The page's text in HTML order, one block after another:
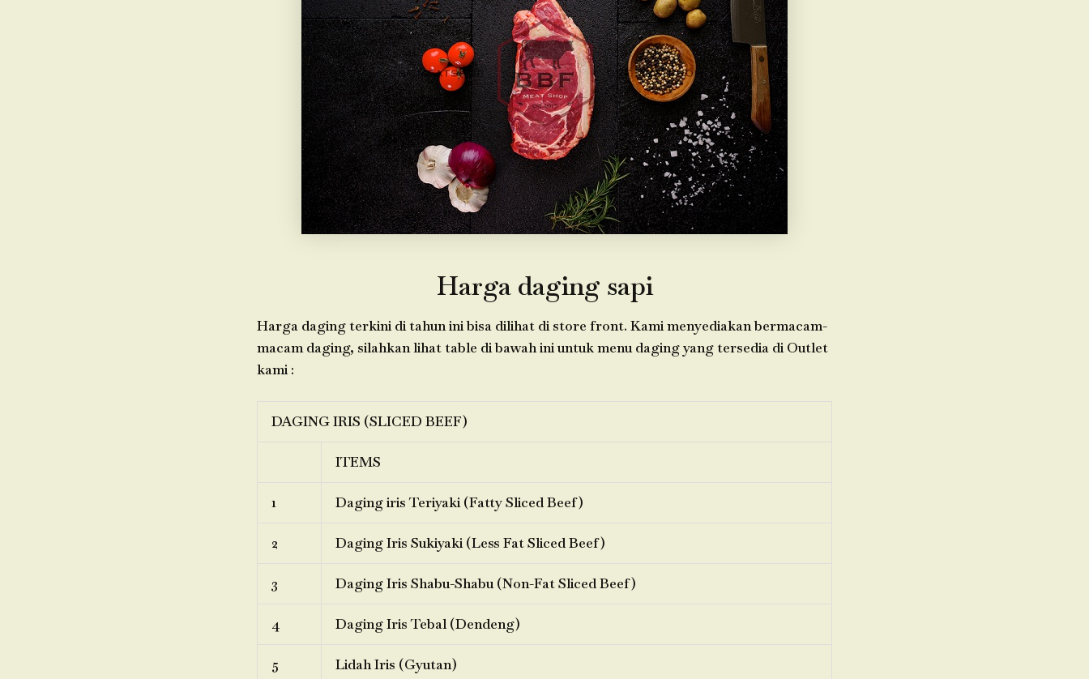
Harga daging sapi
Harga daging terkini di tahun ini bisa dilihat di store front. Kami menyediakan bermacam-
macam daging, silahkan lihat table di bawah ini untuk menu daging yang tersedia di Outlet
kami :
DAGING IRIS (SLICED BEEF)
ITEMS
1 Daging iris Teriyaki (Fatty Sliced Beef)
2 Daging Iris Sukiyaki (Less Fat Sliced Beef)
3 Daging Iris Shabu-Shabu (Non-Fat Sliced Beef)
4 Daging Iris Tebal (Dendeng)
5 Lidah Iris (Gyutan)